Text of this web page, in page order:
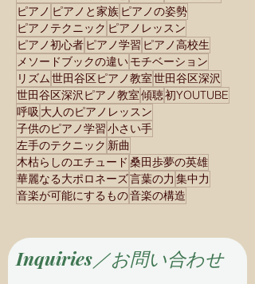
ピアノ ピアノと家族 ピアノの姿勢
ピアノテクニック ピアノレッスン
ピアノ初心者 ピアノ学習 ピアノ高校生
メソードブックの違いモチベーション
リズム世田谷区ピアノ教室世田谷区深沢
世田谷区深沢ピアノ教室傾聴初YOUTUBE
呼吸 大人のピアノレッスン
子供のピアノ学習小さい手
左手のテクニック 新曲
木枯らしのエチュード 桑田歩夢の英雄
華麗なる大ポロネーズ言葉の力 集中力
音楽が可能にするもの音楽の構造
Inquiries／お問い合わせ